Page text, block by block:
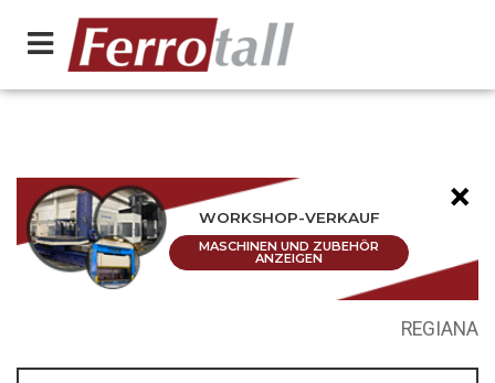
×
WORKSHOP-VERKAUF
MASCHINEN UND ZUBEHÖR
ANZEIGEN
REGIANA